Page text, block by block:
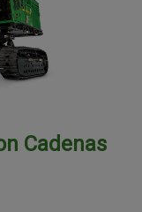
Cadenas